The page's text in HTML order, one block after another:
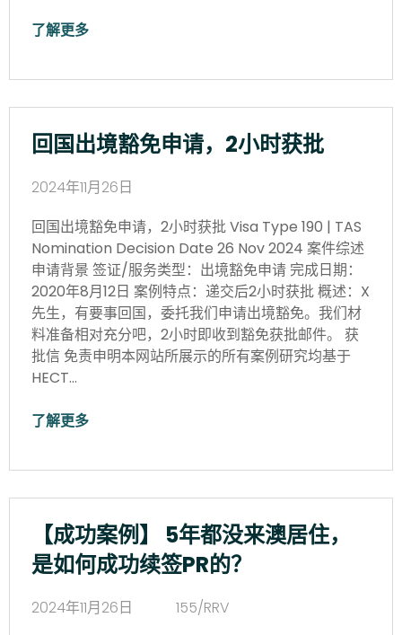
了解更多
回国出境豁免申请，2小时获批
2024年11月26日
回国出境豁免申请，2小时获批 Visa Type 190 | TAS
Nomination Decision Date 26 Nov 2024 案件综述
申请背景 签证/服务类型：出境豁免申请 完成日期：
2020年8月12日 案例特点：递交后2小时获批 概述：X
先生，有要事回国，委托我们申请出境豁免。我们材
料准备相对充分吧，2小时即收到豁免获批邮件。 获
批信 免责申明本网站所展示的所有案例研究均基于
HECT…
了解更多
【成功案例】 5年都没来澳居住，
是如何成功续签PR的？
2024年11月26日
155/RRV